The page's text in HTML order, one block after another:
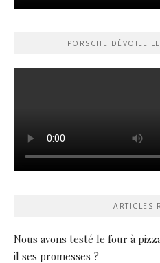
PORSCHE DÉVOILE
ARTICLES
Nous avons testé le four à
il ses promesses ?